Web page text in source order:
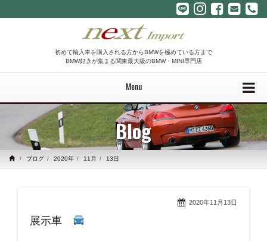
初めて輸入車を購入される方からBMWを極めている方まで
BMW好きが集まる関東最大級のBMW・MINI専門店
Menu
Blog
ブログ 2020年 11月 13日
2020年11月13日
展示車